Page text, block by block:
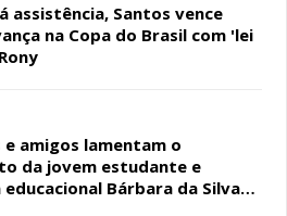
assistência, Santos vence
na Copa do Brasil com 'lei
e amigos lamentam o
da jovem estudante e
Bárbara da Silva